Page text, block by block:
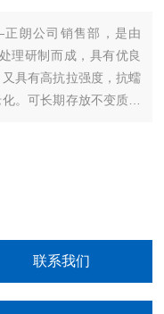
朗公司销售部，是由
理研制而成，具有优良
具有高抗拉强度，抗蠕
。可长期存放不变质，
联系我们